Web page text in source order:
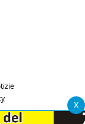
x
Stampa del